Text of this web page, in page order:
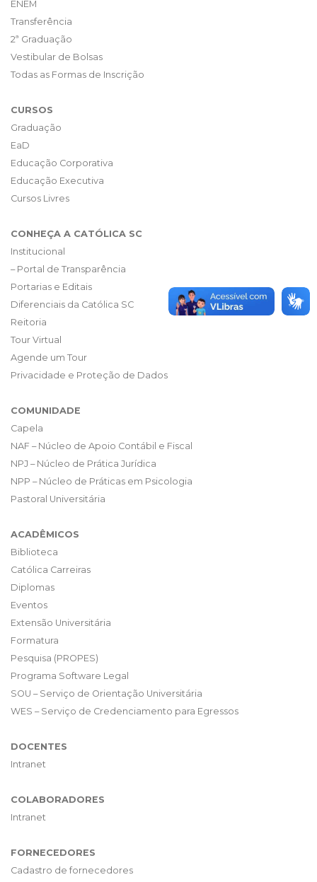
ENEM
Transferência
2ª Graduação
Vestibular de Bolsas
Todas as Formas de Inscrição
CURSOS
Graduação
EaD
Educação Corporativa
Educação Executiva
Cursos Livres
CONHEÇA A CATÓLICA SC
Institucional
– Portal de Transparência
Portarias e Editais
Diferenciais da Católica SC
Reitoria
Tour Virtual
Agende um Tour
Privacidade e Proteção de Dados
COMUNIDADE
Capela
NAF – Núcleo de Apoio Contábil e Fiscal
NPJ – Núcleo de Prática Jurídica
NPP – Núcleo de Práticas em Psicologia
Pastoral Universitária
ACADÊMICOS
Biblioteca
Católica Carreiras
Diplomas
Eventos
Extensão Universitária
Formatura
Pesquisa (PROPES)
Programa Software Legal
SOU – Serviço de Orientação Universitária
WES – Serviço de Credenciamento para Egressos
DOCENTES
Intranet
COLABORADORES
Intranet
FORNECEDORES
Cadastro de fornecedores